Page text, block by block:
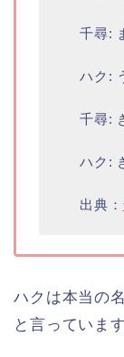
千尋:
ハク:
千尋:
ハク:
出典：
ハクは本当の
と言っています